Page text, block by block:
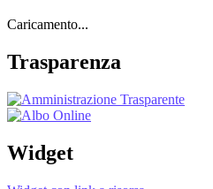
Caricamento...
Trasparenza
Widget